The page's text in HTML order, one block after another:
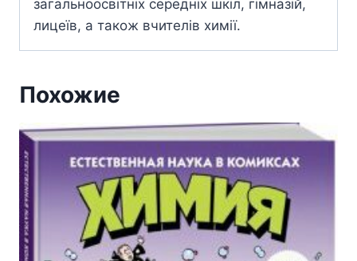
загальноосвітніх середніх шкіл, гімназій,
лицеїв, а також вчителів химії.
Похожие